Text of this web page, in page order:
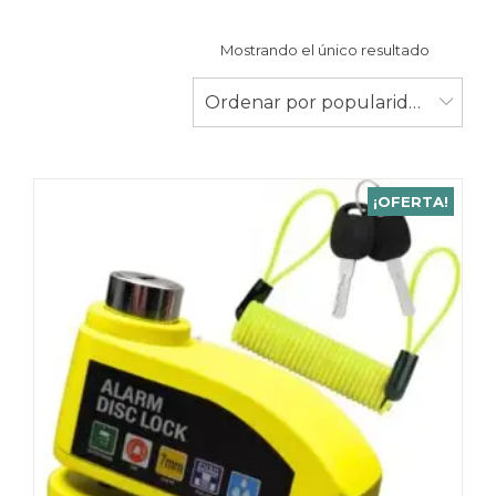
Mostrando el único resultado
Ordenar por popularidad
¡OFERTA!